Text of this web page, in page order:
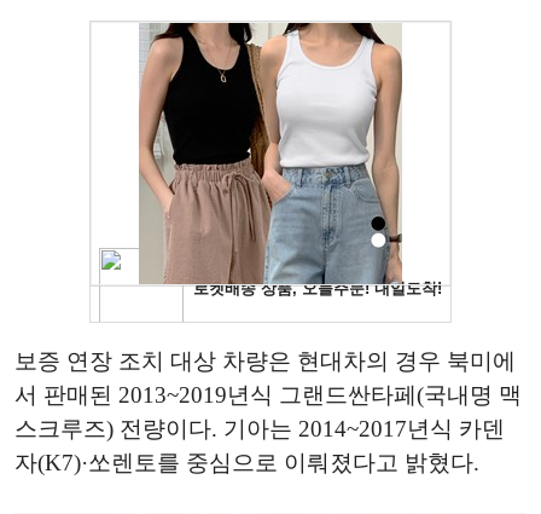
보증 연장 조치 대상 차량은 현대차의 경우 북미에
서 판매된 2013~2019년식 그랜드싼타페(국내명 맥
스크루즈) 전량이다. 기아는 2014~2017년식 카덴
자(K7)·쏘렌토를 중심으로 이뤄졌다고 밝혔다.